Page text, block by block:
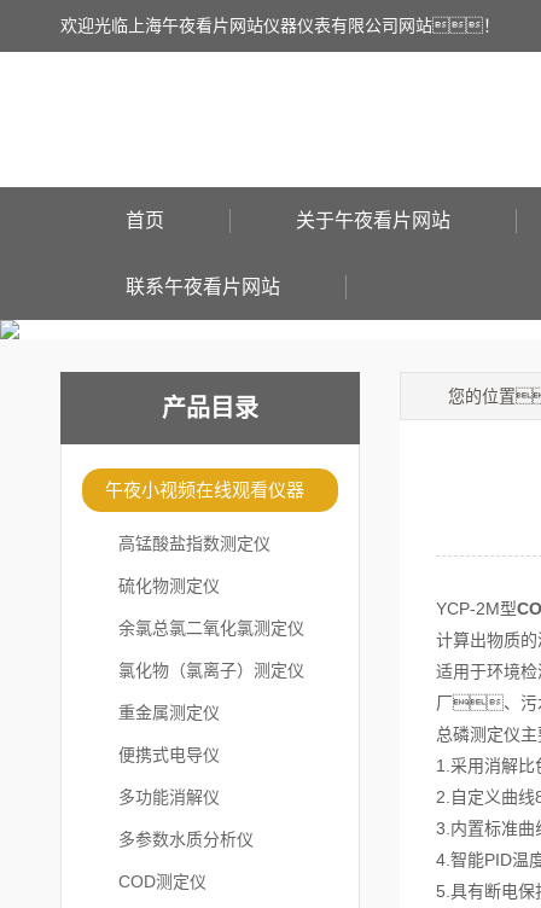
欢迎光临上海午夜看片网站仪器仪表有限公司网站！
首页 关于午夜看片网站
联系午夜看片网站
产品目录
午夜小视频在线观看仪器
高锰酸盐指数测定仪
硫化物测定仪
余氯总氯二氧化氯测定仪
氯化物（氯离子）测定仪
重金属测定仪
便携式电导仪
多功能消解仪
多参数水质分析仪
COD测定仪
您的位置
YCP-2M型
计算出物质
适用于环
厂、污
总磷测定仪
1.采用消解
2.自定义曲
3.内置标准
4.智能PID
5.具有断电